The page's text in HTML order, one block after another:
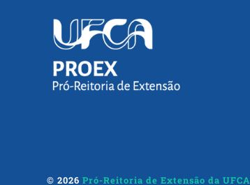
© 2026Pró-Reitoria de Extensão da UFCA